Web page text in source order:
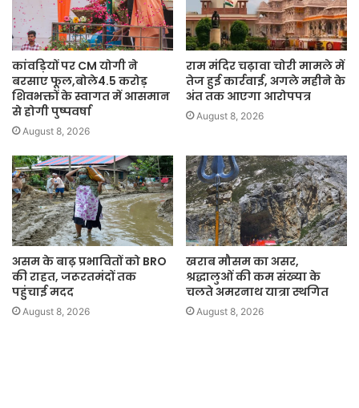
कांवड़ियों पर CM योगी ने
बरसाए फूल,बोले4.5 करोड़
शिवभक्तों के स्वागत में आसमान
से होगी पुष्पवर्षा
August 8, 2026
राम मंदिर चढ़ावा चोरी मामले में
तेज हुई कार्रवाई, अगले महीने के
अंत तक आएगा आरोपपत्र
August 8, 2026
असम के बाढ़ प्रभावितों को BRO
की राहत, जरूरतमंदों तक
पहुंचाई मदद
August 8, 2026
खराब मौसम का असर,
श्रद्धालुओं की कम संख्या के
चलते अमरनाथ यात्रा स्थगित
August 8, 2026